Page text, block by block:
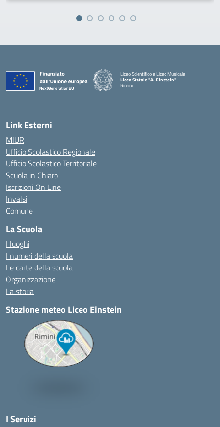
Liceo Scientifico e Liceo Musicale
Liceo Statale "A. Einstein"
Rimini
Link Esterni
MIUR
Ufficio Scolastico Regionale
Ufficio Scolastico Territoriale
Scuola in Chiaro
Iscrizioni On Line
Invalsi
Comune
La Scuola
I luoghi
I numeri della scuola
Le carte della scuola
Organizzazione
La storia
Stazione meteo Liceo Einstein
I Servizi